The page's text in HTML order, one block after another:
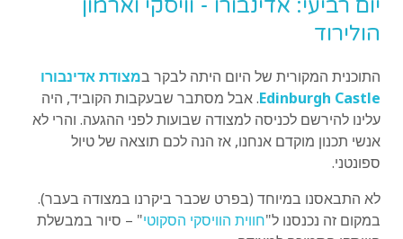
יום רביעי: אדינבורו - וויסקי וארמון
הולירוד
התוכנית המקורית של היום היתה לבקר במצודת אדינבורו
Edinburgh Castle. אבל מסתבר שבעקבות הקוביד, היה
עלינו להירשם לכניסה למצודה שבועות לפני ההגעה. והרי לא
אנשי תכנון מוקדם אנחנו, אז הנה לכם תוצאה של טיול
ספונטני.
לא התבאסנו במיוחד (בפרט שכבר ביקרנו במצודה בעבר).
במקום זה נכנסנו ל"חווית הוויסקי הסקוטי" – סיור במבשלת